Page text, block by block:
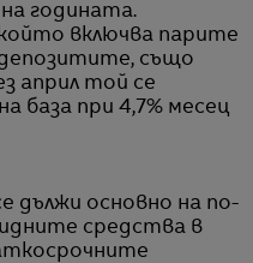
годината.
включва парите
също
април той се
база при 4,7% месец
дължи основно на по-
средства в